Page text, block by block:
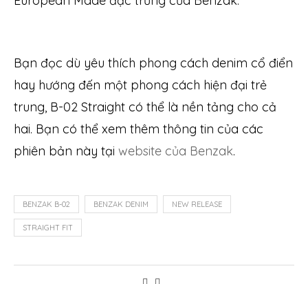
Bạn đọc dù yêu thích phong cách denim cổ điển
hay hướng đến một phong cách hiện đại trẻ
trung, B-02 Straight có thể là nền tảng cho cả
hai. Bạn có thể xem thêm thông tin của các
phiên bản này tại website của Benzak.
BENZAK B-02 BENZAK DENIM NEW RELEASE
STRAIGHT FIT